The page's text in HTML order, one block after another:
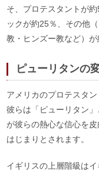
そ、プロテスタントが
ックが約25％、その他
教・ヒンズー教など）
ピューリタンの
アメリカのプロテスタ
彼らは「ピューリタン
が彼らの熱心な信心を
はじまりとされます。
イギリスの上層階級は